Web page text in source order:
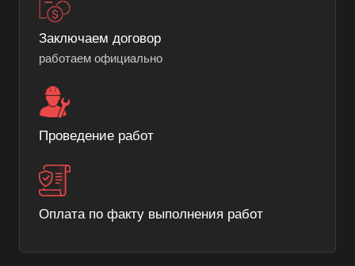
Заключаем договор
работаем официально
Проведение работ
Оплата по факту выполнения работ